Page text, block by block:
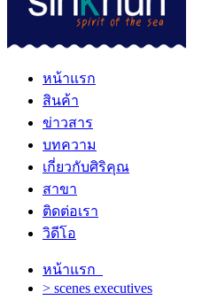
หน้าแรก
สินค้า
ข่าวสาร
บทความ
เกี่ยวกับศิริคุณ
สาขา
ติดต่อเรา
วิดีโอ
หน้าแรก
> scenes executives